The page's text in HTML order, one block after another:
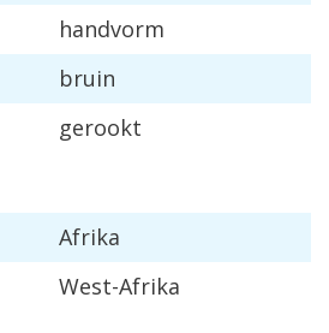
handvorm
bruin
gerookt
Afrika
West-Afrika